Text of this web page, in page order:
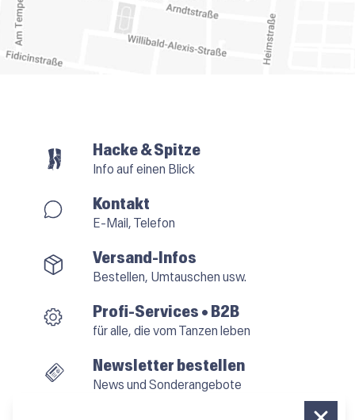
Hacke & Spitze
Info auf einen Blick
Kontakt
E-Mail, Telefon
Versand-Infos
Bestellen, Umtauschen usw.
Profi-Services • B2B
für alle, die vom Tanzen leben
Newsletter bestellen
News und Sonderangebote